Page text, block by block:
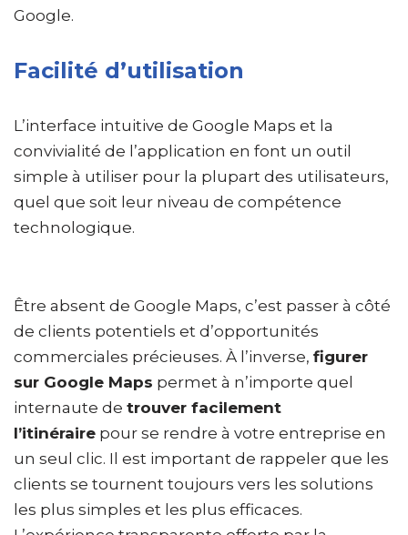
Google.
Facilité d’utilisation
L’interface intuitive de Google Maps et la
convivialité de l’application en font un outil
simple à utiliser pour la plupart des utilisateurs,
quel que soit leur niveau de compétence
technologique.
Être absent de Google Maps, c’est passer à côté
de clients potentiels et d’opportunités
commerciales précieuses. À l’inverse, figurer
sur Google Maps permet à n’importe quel
internaute de trouver facilement
l’itinéraire pour se rendre à votre entreprise en
un seul clic. Il est important de rappeler que les
clients se tournent toujours vers les solutions
les plus simples et les plus efficaces.